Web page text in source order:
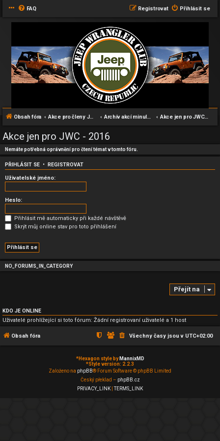
FAQ Přihlásit se
Registrovat
Obsah fóra Akce pro členy JWC klubu Archív akcí minulých let Akce jen pro JWC - 2016
Akce jen pro JWC - 2016
Nemáte potřebná oprávnění pro čtení témat v tomto fóru.
PŘIHLÁSIT SE • REGISTROVAT
Uživatelské jméno:
Heslo:
Přihlásit mě automaticky při každé návštěvě
Skrýt můj online stav pro toto přihlášení
NO_FORUMS_IN_CATEGORY
Přejít na
KDO JE ONLINE
Uživatelé prohlížející si toto fórum: Žádní registrovaní uživatelé a 1 host
Obsah fóra Všechny časy jsou v UTC+02:00
*Hexagon style by MannixMD
*Style version: 2.2.3
Založeno na phpBB® Forum Software © phpBB Limited
Český překlad – phpBB.cz
PRIVACY_LINK |TERMS_LINK